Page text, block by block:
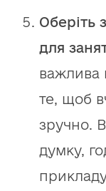
Оберіть
для
важлива
те, щоб
зручно.
думку,